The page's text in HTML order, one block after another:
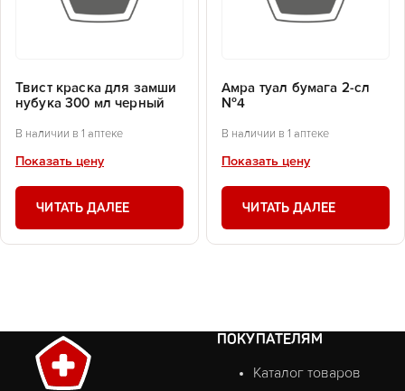
Твист краска для замши
нубука 300 мл черный
В наличии в 1 аптеке
Показать цену
ЧИТАТЬ ДАЛЕЕ
Амра туал бумага 2-сл
№4
В наличии в 1 аптеке
Показать цену
ЧИТАТЬ ДАЛЕЕ
ПОКУПАТЕЛЯМ
Каталог товаров